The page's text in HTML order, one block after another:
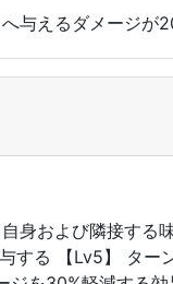
へ与えるダメージ
自身および隣接す
する 【Lv5】 タ